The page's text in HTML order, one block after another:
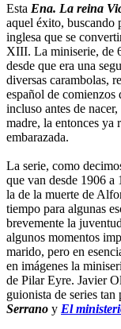
Esta Ena. La reina
aquel éxito, buscando
inglesa que se
XIII. La miniserie, de
desde que era una
diversas carambolas,
español de
incluso antes de
madre, la entonces ya
embarazada.
La serie, como
que van desde 1906 a
la de la muerte de
tiempo para algunas
brevemente la
algunos momentos
marido, pero en
en imágenes la
de Pilar Eyre. Javier
guionista de series tan
Serrano y El